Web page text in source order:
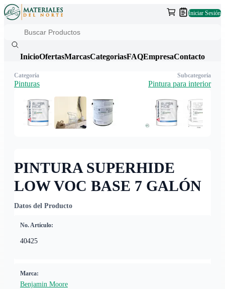
Iniciar Sesión
InicioOfertasMarcasCategoriasFAQEmpresaContacto
PINTURA SUPERHIDE
LOW VOC BASE 7 GALÓN
Datos del Producto
No. Artículo:
40425
Marca:
Benjamin Moore
Categoría
Pinturas
Subcategoría
Pintura para interior